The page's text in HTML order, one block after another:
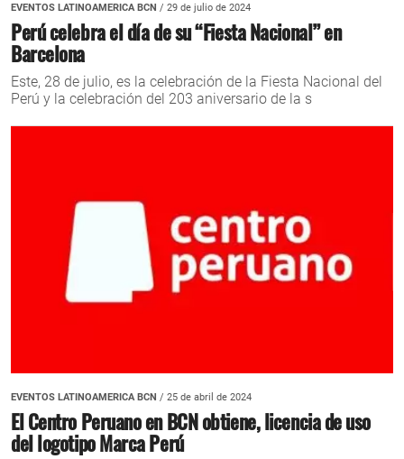
EVENTOS LATINOAMERICA BCN / 29 de julio de 2024
Perú celebra el día de su “Fiesta Nacional” en
Barcelona
Este, 28 de julio, es la celebración de la Fiesta Nacional del
Perú y la celebración del 203 aniversario de la s
EVENTOS LATINOAMERICA BCN / 25 de abril de 2024
El Centro Peruano en BCN obtiene, licencia de uso
del logotipo Marca Perú